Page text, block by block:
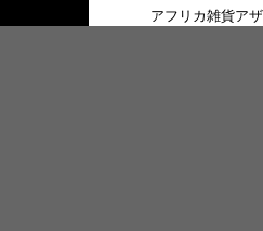
アフリカ雑貨ア